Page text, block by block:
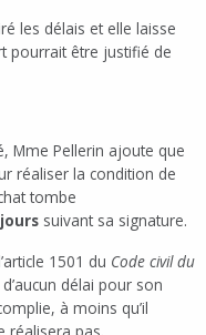
les délais et elle laisse
pourrait être justifié de
Mme Pellerin ajoute que
réaliser la condition de
tombe
suivant sa signature.
1501 du Code civil du
délai pour son
à moins qu’il